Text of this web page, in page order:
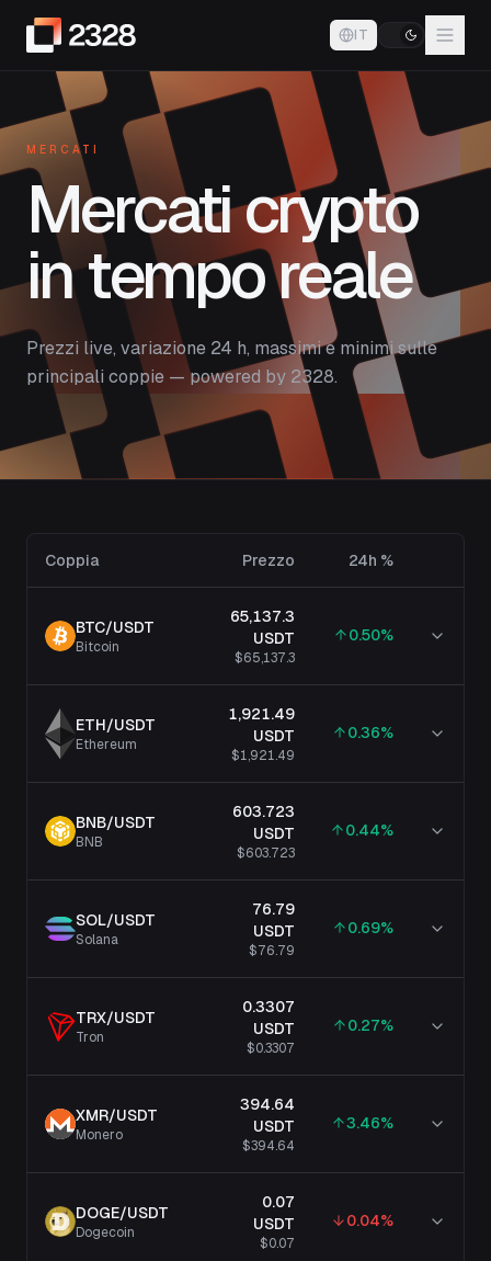
IT
MERCATI
Mercati crypto
in tempo reale
Prezzi live, variazione 24 h, massimi e minimi sulle
principali coppie — powered by 2328.
Coppia Prezzo 24h %
BTC/USDT
Bitcoin
65,137.3
USDT
$65,137.3
0.50%
ETH/USDT
Ethereum
1,921.49
USDT
$1,921.49
0.36%
BNB/USDT
BNB
603.723
USDT
$603.723
0.44%
SOL/USDT
Solana
76.79
USDT
$76.79
0.69%
TRX/USDT
Tron
0.3307
USDT
$0.3307
0.27%
XMR/USDT
Monero
394.64
USDT
$394.64
3.46%
DOGE/USDT
Dogecoin
0.07
USDT
$0.07
0.04%